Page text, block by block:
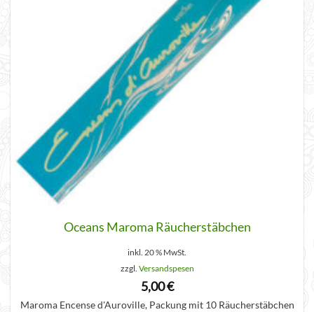
Oceans Maroma Räucherstäbchen
inkl. 20 % MwSt.
zzgl. Versandspesen
5,00€
Maroma Encense d'Auroville, Packung mit 10 Räucherstäbchen